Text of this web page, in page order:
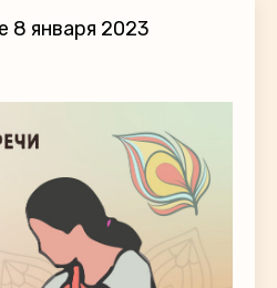
8 января 2023